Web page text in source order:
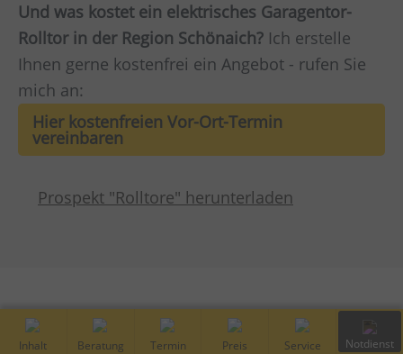
Und was kostet ein elektrisches Garagentor-
Rolltor in der Region Schönaich? Ich erstelle
Ihnen gerne kostenfrei ein Angebot - rufen Sie
mich an:
Hier kostenfreien Vor-Ort-Termin
vereinbaren
Prospekt "Rolltore" herunterladen
Inhalt Kostenfreie Vor-Ort Preis Service